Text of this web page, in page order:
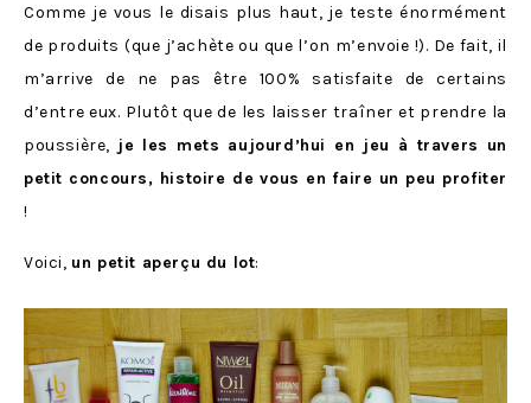
Comme je vous le disais plus haut, je teste énormément
de produits (que j’achète ou que l’on m’envoie !). De fait, il
m’arrive de ne pas être 100% satisfaite de certains
d’entre eux. Plutôt que de les laisser traîner et prendre la
poussière, je les mets aujourd’hui en jeu à travers un
petit concours, histoire de vous en faire un peu profiter
!
Voici, un petit aperçu du lot: